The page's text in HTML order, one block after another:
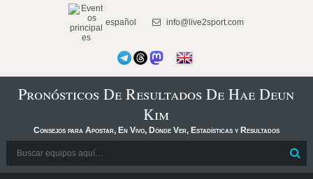
español info@live2sport.com
Pronósticos De Resultados De Hae Deun
Kim
Consejos para Apostar, En Vivo, Dónde Ver, Estadísticas y Resultados